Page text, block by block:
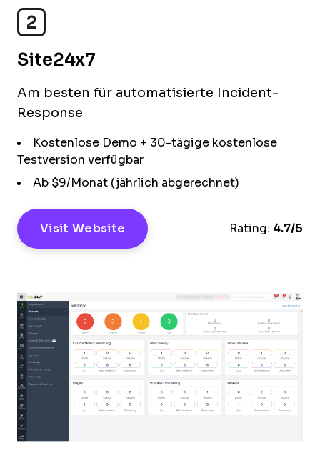
2
Site24x7
Am besten für automatisierte Incident-
Response
Kostenlose Demo + 30-tägige kostenlose
Testversion verfügbar
Ab $9/Monat (jährlich abgerechnet)
Visit Website Rating: 4.7/5